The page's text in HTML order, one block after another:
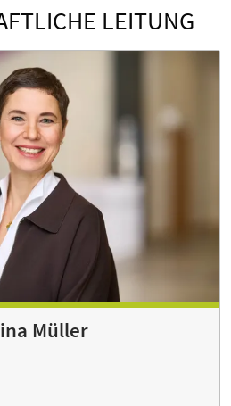
LEITUNG
Müller